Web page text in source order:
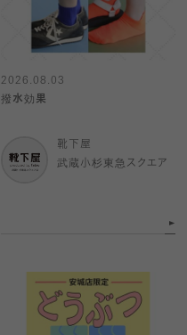
2026.08.03
撥水効果
靴下屋
武蔵小杉東急スクエア